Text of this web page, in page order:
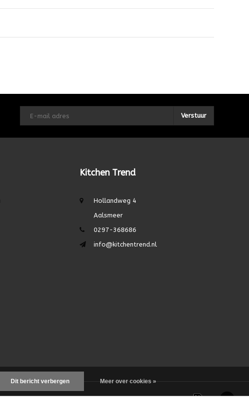
Verstuur
Kitchen Trend
Hollandweg 4
Aalsmeer
0297-368686
info@kitchentrend.nl
Dit bericht verbergen Meer over cookies »